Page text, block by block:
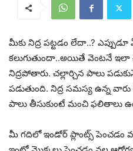
మీకు నిద్ర పట్టడం లేదా..?
కలుగుతుందా..అయితే వెంటనే
నిద్రపోతారు. చల్లార్చిన పాలు
పడుతుంది. నిద్ర సమస్య ఉన్న
పాలు తీసుకుంటే మంచి ఫలితాలు
మీ గదిలో ఇండోర్ ప్లాంట్స్ పెంచడం